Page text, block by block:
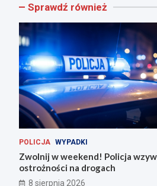
Sprawdź również
POLICJA WYPADKI
Zwolnij w weekend! Policja
ostrożności na drogach
8 sierpnia 2026